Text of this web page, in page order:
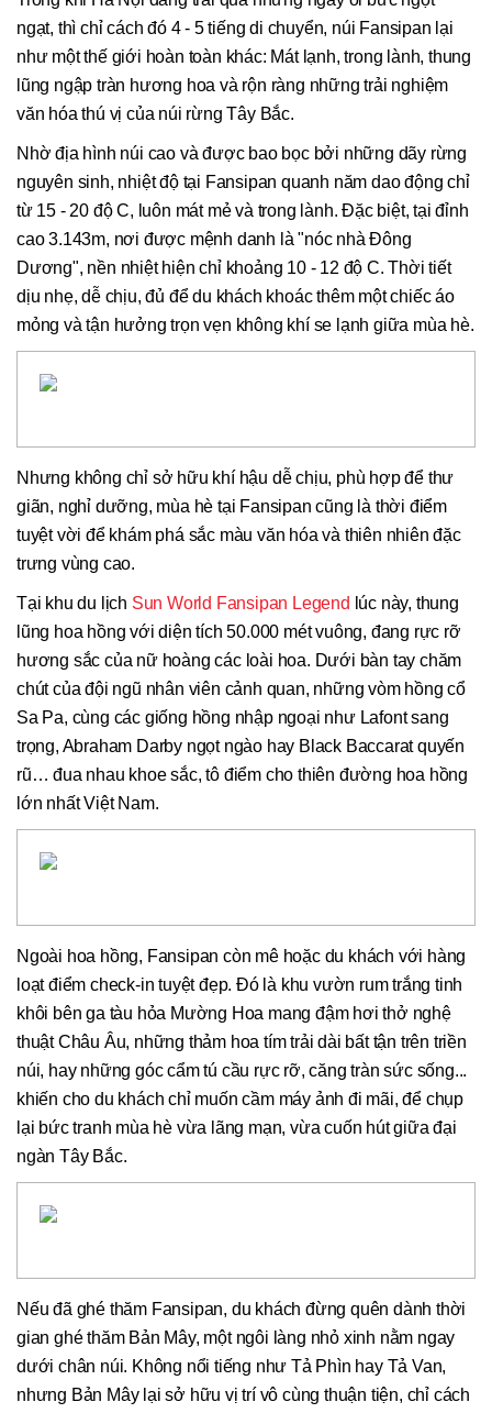
ngạt, thì chỉ cách đó 4 - 5 tiếng di chuyển, núi Fansipan lại
như một thế giới hoàn toàn khác: Mát lạnh, trong lành, thung
lũng ngập tràn hương hoa và rộn ràng những trải nghiệm
văn hóa thú vị của núi rừng Tây Bắc.
Nhờ địa hình núi cao và được bao bọc bởi những dãy rừng
nguyên sinh, nhiệt độ tại Fansipan quanh năm dao động chỉ
từ 15 - 20 độ C, luôn mát mẻ và trong lành. Đặc biệt, tại đỉnh
cao 3.143m, nơi được mệnh danh là "nóc nhà Đông
Dương", nền nhiệt hiện chỉ khoảng 10 - 12 độ C. Thời tiết
dịu nhẹ, dễ chịu, đủ để du khách khoác thêm một chiếc áo
mỏng và tận hưởng trọn vẹn không khí se lạnh giữa mùa hè.
Nhưng không chỉ sở hữu khí hậu dễ chịu, phù hợp để thư
giãn, nghỉ dưỡng, mùa hè tại Fansipan cũng là thời điểm
tuyệt vời để khám phá sắc màu văn hóa và thiên nhiên đặc
trưng vùng cao.
Tại khu du lịch Sun World Fansipan Legend lúc này, thung
lũng hoa hồng với diện tích 50.000 mét vuông, đang rực rỡ
hương sắc của nữ hoàng các loài hoa. Dưới bàn tay chăm
chút của đội ngũ nhân viên cảnh quan, những vòm hồng cổ
Sa Pa, cùng các giống hồng nhập ngoại như Lafont sang
trọng, Abraham Darby ngọt ngào hay Black Baccarat quyến
rũ… đua nhau khoe sắc, tô điểm cho thiên đường hoa hồng
lớn nhất Việt Nam.
Ngoài hoa hồng, Fansipan còn mê hoặc du khách với hàng
loạt điểm check-in tuyệt đẹp. Đó là khu vườn rum trắng tinh
khôi bên ga tàu hỏa Mường Hoa mang đậm hơi thở nghệ
thuật Châu Âu, những thảm hoa tím trải dài bất tận trên triền
núi, hay những góc cẩm tú cầu rực rỡ, căng tràn sức sống...
khiến cho du khách chỉ muốn cầm máy ảnh đi mãi, để chụp
lại bức tranh mùa hè vừa lãng mạn, vừa cuốn hút giữa đại
ngàn Tây Bắc.
Nếu đã ghé thăm Fansipan, du khách đừng quên dành thời
gian ghé thăm Bản Mây, một ngôi làng nhỏ xinh nằm ngay
dưới chân núi. Không nổi tiếng như Tả Phìn hay Tả Van,
nhưng Bản Mây lại sở hữu vị trí vô cùng thuận tiện, chỉ cách